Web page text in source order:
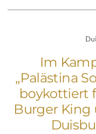
Im
„Palästina
boykottiert
Burger King